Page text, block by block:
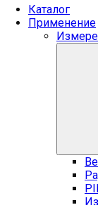
Каталог
Применение